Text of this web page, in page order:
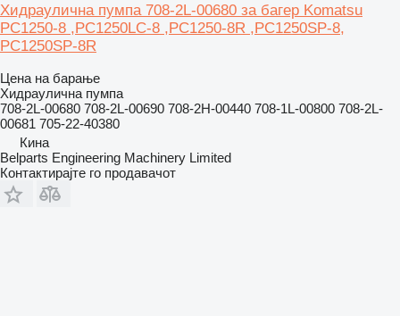
Хидраулична пумпа 708-2L-00680 за багер Komatsu
PC1250-8 ,PC1250LC-8 ,PC1250-8R ,PC1250SP-8,
PC1250SP-8R
Цена на барање
Хидраулична пумпа
708-2L-00680 708-2L-00690 708-2H-00440 708-1L-00800 708-2L-
00681 705-22-40380
Кина
Belparts Engineering Machinery Limited
Контактирајте го продавачот